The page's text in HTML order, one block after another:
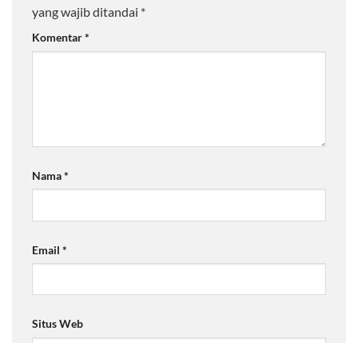
yang wajib ditandai *
Komentar*
Nama*
Email *
Situs Web